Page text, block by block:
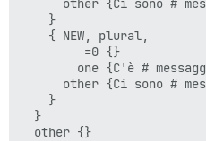
other {Ci sono #
    }
    { NEW, plural,
         =0 {}
one {C'è #
other {Ci sono #
    }
  }
  other {}